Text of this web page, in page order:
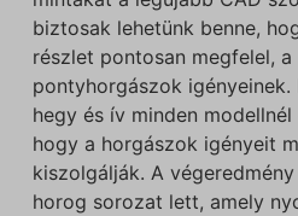
biztosak lehetünk benne,
részlet pontosan megfelel, a
pontyhorgászok igényeinek.
hegy és ív minden
hogy a horgászok igényeit
kiszolgálják. A
horog sorozat lett, amely